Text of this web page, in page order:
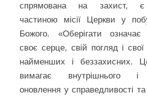
спрямована на захист, є
частиною місії Церкви у
Божого. «Оберігати означає
своє серце, свій погляд і свої
найменших і беззахисних.
вимагає внутрішнього і
оновлення у справедливості та